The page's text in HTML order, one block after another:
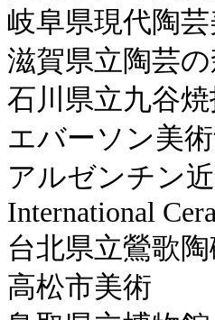
岐阜県現代陶
滋賀県立陶芸
石川県立九谷
エバーソン美
アルゼンチン
International
台北県立鶯歌
高松市美術